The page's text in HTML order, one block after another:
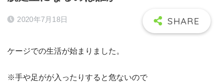
2020年7月18日
ケージでの生活が始まりました。
※手や足がが入ったりすると危ないので